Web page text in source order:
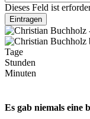
Dieses Feld ist
Eintragen
Tage
Stunden
Minuten
Es gab niemals eine